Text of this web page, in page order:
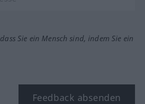
Sie ein Mensch sind, indem Sie ein
Feedback absenden